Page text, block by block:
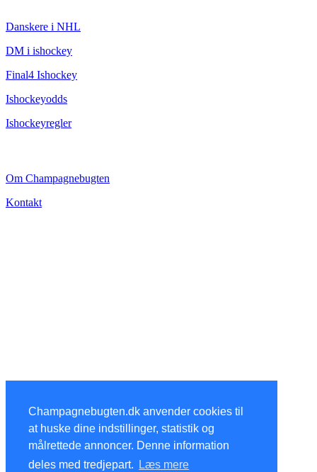
Champagnebugten.dk anvender cookies til
at huske dine indstillinger, statistik og
målrettede annoncer. Denne information
deles med tredjepart.
Læs mere
Danskere i NHL
DM i ishockey
Final4 Ishockey
Ishockeyodds
Ishockeyregler
Om Champagnebugten
Kontakt